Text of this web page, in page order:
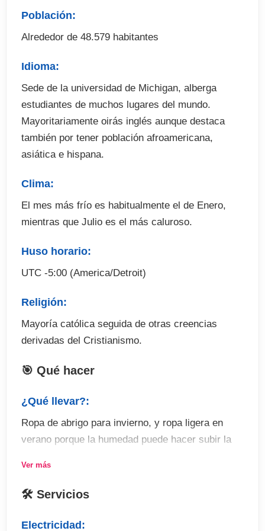
. Fechas de comienzo: a consultar
. Tasa de matrícula
. Test de nivel
. Alojamiento
. Materiales
. Seguro médico obligatorio
El precio no incluye
. Billete de avión
. Tasa de visado
. Actividades extraescolares
Población:
Alrededor de 48.579 habitantes
Idioma:
Sede de la universidad de Michigan, alberga
estudiantes de muchos lugares del mundo.
Mayoritariamente oirás inglés aunque destaca
también por tener población afroamericana,
asiática e hispana.
Clima:
El mes más frío es habitualmente el de Enero,
mientras que Julio es el más caluroso.
Huso horario:
UTC -5:00 (America/Detroit)
Religión:
Mayoría católica seguida de otras creencias
derivadas del Cristianismo.
🎯 Qué hacer
¿Qué llevar?:
Ropa de abrigo para invierno, y ropa ligera en
verano porque la humedad puede hacer subir la
Actividades:
Michigan, con su magnífico campus dominado por
Ver más
🛠 Servicios
Electricidad: